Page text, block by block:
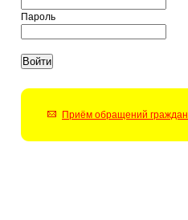
Пароль
Приём обращений граждан